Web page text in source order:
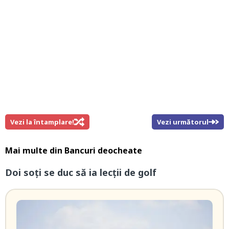
Vezi la întamplare! Vezi următorul
Mai multe din Bancuri deocheate
Doi soţi se duc să ia lecţii de golf